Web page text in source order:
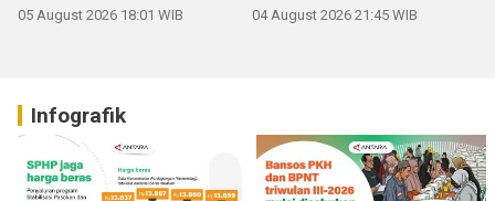
05 August 2026 18:01 WIB 04 August 2026 21:45 WIB
Infografik